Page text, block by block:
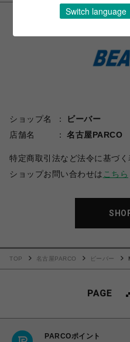
ショップ名
ビーバー
店舗名
名古屋PARCO
特定商取引法など法令に基づく
ショップお問い合わせは こちら
TOP 名古屋PARCO ビーバー
PARCOポイント
Switch language